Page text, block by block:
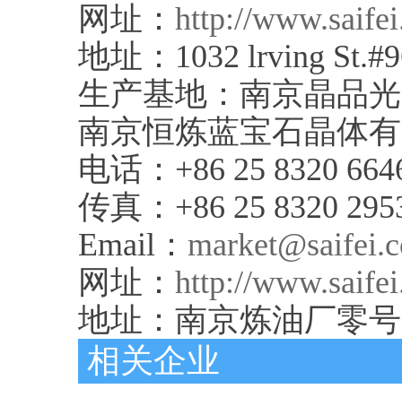
网址： http://
地址：1032 lrving
生产基地：南京晶品
南京恒炼蓝宝石晶体
电话：+86 25 8320
传真：+86 25 8320
Email：
网址： http://
地址：南京炼油厂零
相关企业